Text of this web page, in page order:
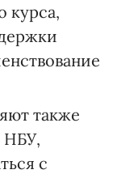
курса,
также
НБУ,
с